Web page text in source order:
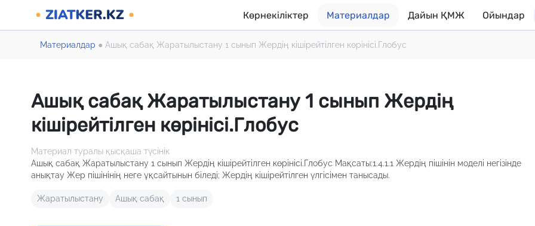
Көрнекіліктер Материалдар Дайын ҚМЖ Ойындар
Материалдар ● Ашық сабақ Жаратылыстану 1 сынып Жердің кішірейтілген көрінісі.Глобус
Ашық сабақ Жаратылыстану 1 сынып Жердің
кішірейтілген көрінісі.Глобус
Материал туралы қысқаша түсінік
Ашық сабақ Жаратылыстану 1 сынып Жердің кішірейтілген көрінісі.Глобус Мақсаты:1.4.1.1 Жердің пішінін моделі негізінде
анықтау Жер пішінінің неге ұқсайтынын біледі; Жердің кішірейтілген үлгісімен танысады.
Жаратылыстану Ашық сабақ 1 сынып